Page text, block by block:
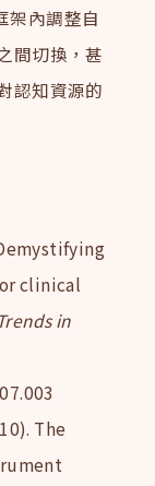
架內調整自
間切換，甚
認知資源的
clinical
Trends in
The